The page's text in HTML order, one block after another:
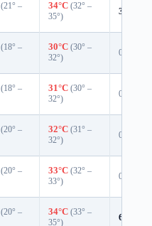
(21° –
34°C (32° –
35°)
3%
(18° –
30°C (30° –
32°)
0%
(18° –
31°C (30° –
32°)
0%
(20° –
32°C (31° –
32°)
0%
(20° –
33°C (32° –
33°)
0%
(20° –
34°C (33° –
35°)
6%